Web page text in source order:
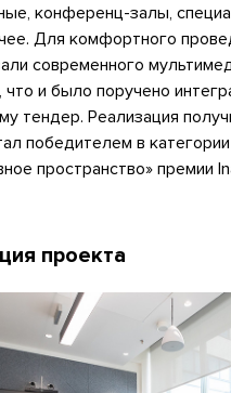
конференц-залы,
Для комфортного
современного
и было поручено
тендер. Реализация
победителем в
пространство» премии
проекта